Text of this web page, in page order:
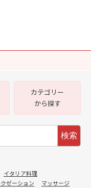
カテゴリー
から探す
検索
イタリア料理
ゼーション
マッサージ